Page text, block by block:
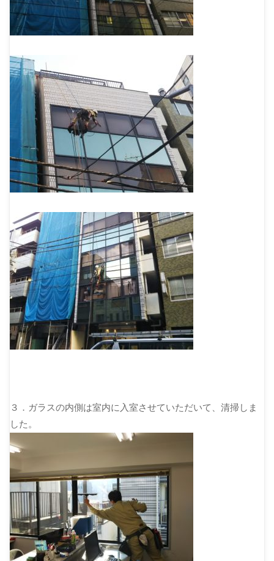
３．ガラスの内側は室内に入室させていただいて、清掃しま
した。